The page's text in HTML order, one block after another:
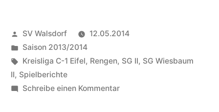
Mit
großen
Schritten
Richtung
Veröffentlicht
von
SV Walsdorf
12.05.2014
Veröffentlicht
in
Saison 2013/2014
Schlagwörter:
Kreisliga C-1 Eifel, Rengen, SG II, SG Wiesbaum
II, Spielberichte
Schreibe einen Kommentarzu